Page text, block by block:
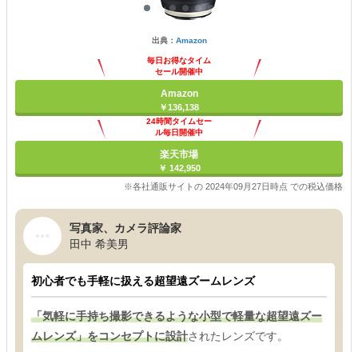
出典： Amazon
毎日お得なタイム
セール開催中
Amazon
￥136,138
24時間タイムセー
ル毎日開催中
楽天市場
￥ 142,950
※各社通販サイトの 2024年09月27日時点 での税込価格
写真家、カメラ評論家
田中 希美男
初心者でも手軽に扱える超望遠ズームレンズ
「気軽に手持ち撮影できるような小型で軽量な超望遠ズー
ムレンズ」をコンセプトに設計されたレンズです。